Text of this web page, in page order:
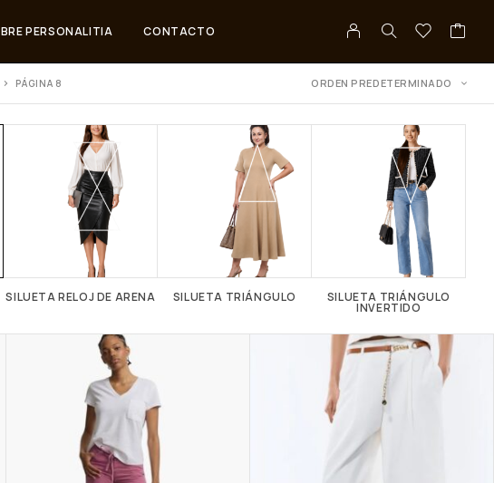
PERSONALITIA CONTACTO
PÁGINA 8 ORDEN PREDETERMINADO
SILUETA RELOJ DE ARENA SILUETA TRIÁNGULO SILUETA TRIÁNGULO
INVERTIDO